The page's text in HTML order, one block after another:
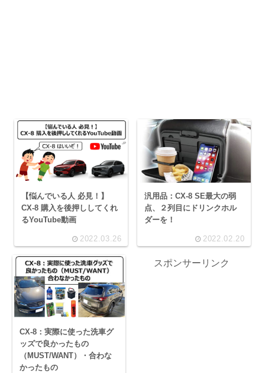
【悩んでいる人 必見！】
CX-8 購入を後押ししてくれ
るYouTube動画
2022.03.26
汎用品：CX-8 SE最大の弱
点、２列目にドリンクホル
ダーを！
2022.02.20
CX-8：実際に使った洗車グ
ッズで良かったもの
（MUST/WANT）・合わな
かったもの
スポンサーリンク